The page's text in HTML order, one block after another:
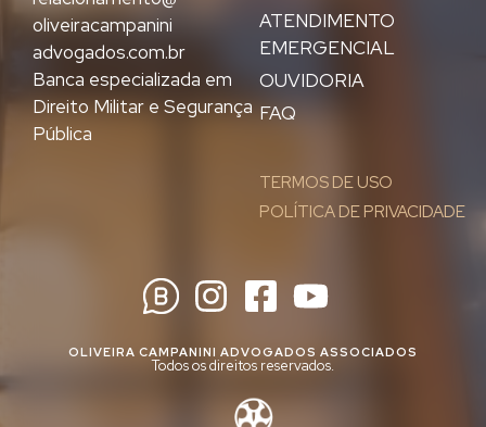
ATENDIMENTO
EMERGENCIAL
OUVIDORIA
FAQ
TERMOS DE USO
POLÍTICA DE PRIVACIDADE
oliveiracampanini
advogados.com.br
Banca especializada em
Direito Militar e Segurança
Pública
OLIVEIRA CAMPANINI ADVOGADOS ASSOCIADOS
Todos os direitos reservados.